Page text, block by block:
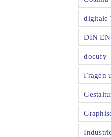
digitale
DIN
docufy
Fragen